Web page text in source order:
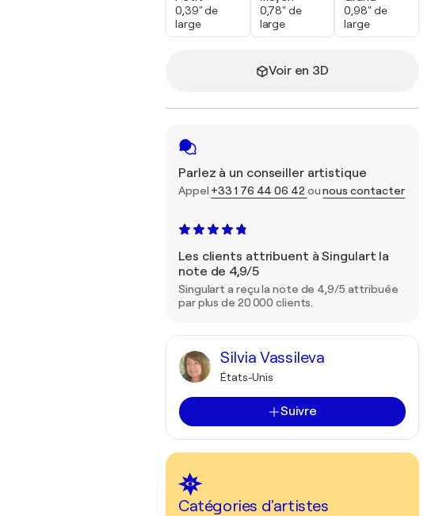
0,39" de
large
0,78" de
large
0,98" de
large
Voir en 3D
Parlez à un conseiller artistique
Appel +33 1 76 44 06 42 ounous contacter
Les clients attribuent à Singulart la
note de 4,9/5
Singulart a reçu la note de 4,9/5 attribuée
par plus de 20 000 clients.
Silvia Vassileva
États-Unis
Suivre
Catégories d'artistes